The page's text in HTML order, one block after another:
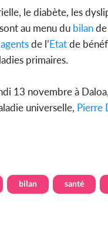
le diabète, les
au menu du bilande
agentsde l’Etatde
primaires.
13 novembre à
universelle, Pierre
bilan santé